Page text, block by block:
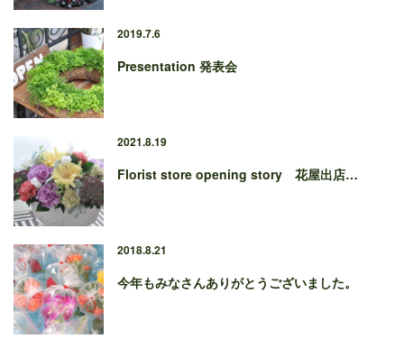
2019.7.6
Presentation 発表会
2021.8.19
Florist store opening story 花屋出店…
2018.8.21
今年もみなさんありがとうございました。